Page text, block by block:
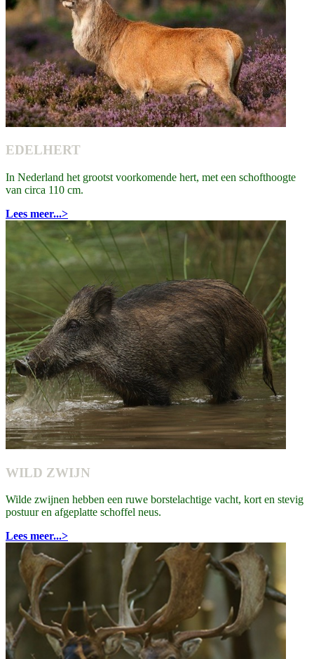
EDELHERT
In Nederland het grootst voorkomende hert, met een schofthoogte
van circa 110 cm.
Lees meer...>
WILD ZWIJN
Wilde zwijnen hebben een ruwe borstelachtige vacht, kort en stevig
postuur en afgeplatte schoffel neus.
Lees meer...>